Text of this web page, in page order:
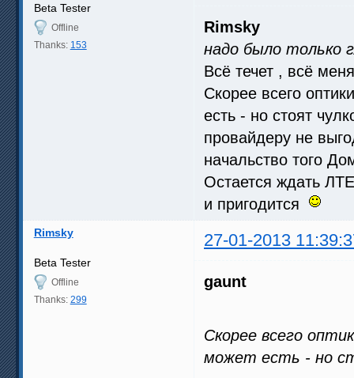
Beta Tester
Offline
Thanks: 153
Rimsky
надо было только
Всё течет , всё
Скорее всего
есть - но стоят
провайдеру не
начальство того
Остается ждать
и пригодится
Rimsky 27-01-2013
Beta Tester
Offline
Thanks: 299
gaunt
Скорее всего
может есть - но